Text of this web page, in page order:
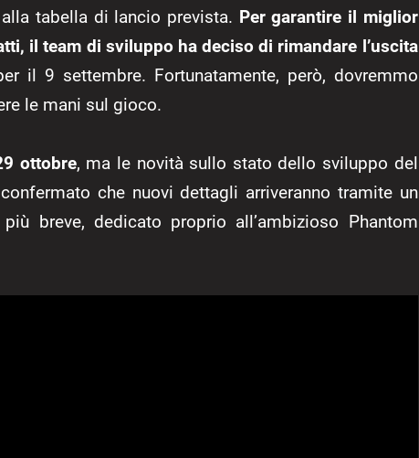
tabella di lancio prevista. Per garantire il miglior
il team di sviluppo ha deciso di rimandare l’uscita
il 9 settembre. Fortunatamente, però, dovremmo
le mani sul gioco.
ottobre, ma le novità sullo stato dello sviluppo del
che nuovi dettagli arriveranno tramite un
breve, dedicato proprio all’ambizioso Phantom